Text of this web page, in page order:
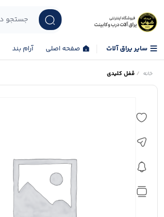
سایر یراق آلات صفحه اصلی آرام بند
خانه / قفل کلیدی